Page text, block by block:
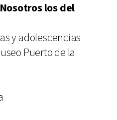
los del
y adolescencias
Puerto de la